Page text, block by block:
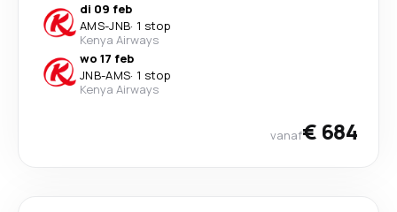
di 09 feb
AMS-JNB· 1 stop
Kenya Airways
wo 17 feb
JNB-AMS· 1 stop
Kenya Airways
vanaf€ 684